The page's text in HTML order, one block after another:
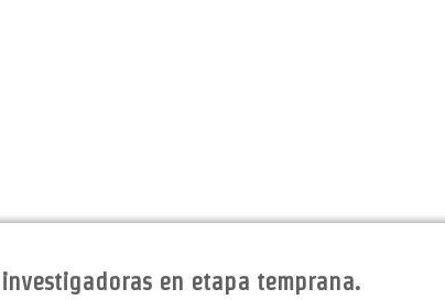
en etapa temprana.